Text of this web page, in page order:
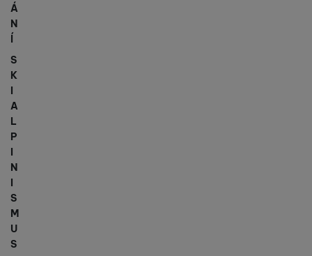
Á
N
Í
S
K
I
A
L
P
I
N
I
S
M
U
S